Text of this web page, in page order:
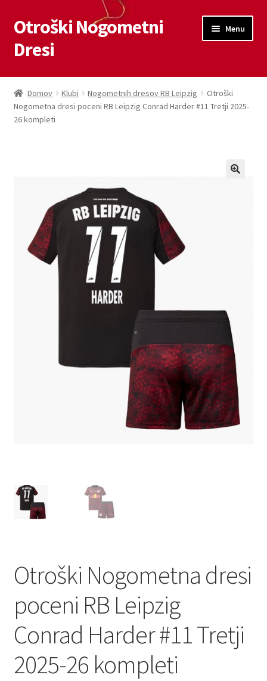
Skip
to
navigation
Skip
to
content
Otroški Nogometni
Dresi
Menu
Domov
Blog
Moj račun
Trgovina
Zaključek nakupa
Domov Klubi Nogometnih dresov RB Leipzig
Otroški
Nogometna dresi poceni RB Leipzig Conrad Harder #11 Tretji 2025-
26 kompleti
Otroški Nogometna dresi
poceni RB Leipzig
Conrad Harder #11 Tretji
2025-26 kompleti